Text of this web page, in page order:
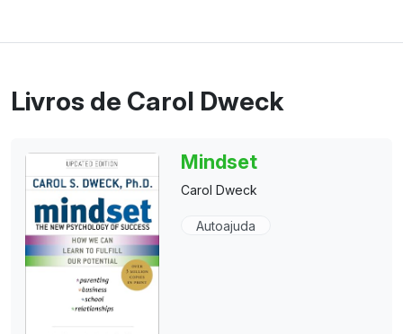
Livros de Carol Dweck
Mindset
Carol Dweck
Autoajuda